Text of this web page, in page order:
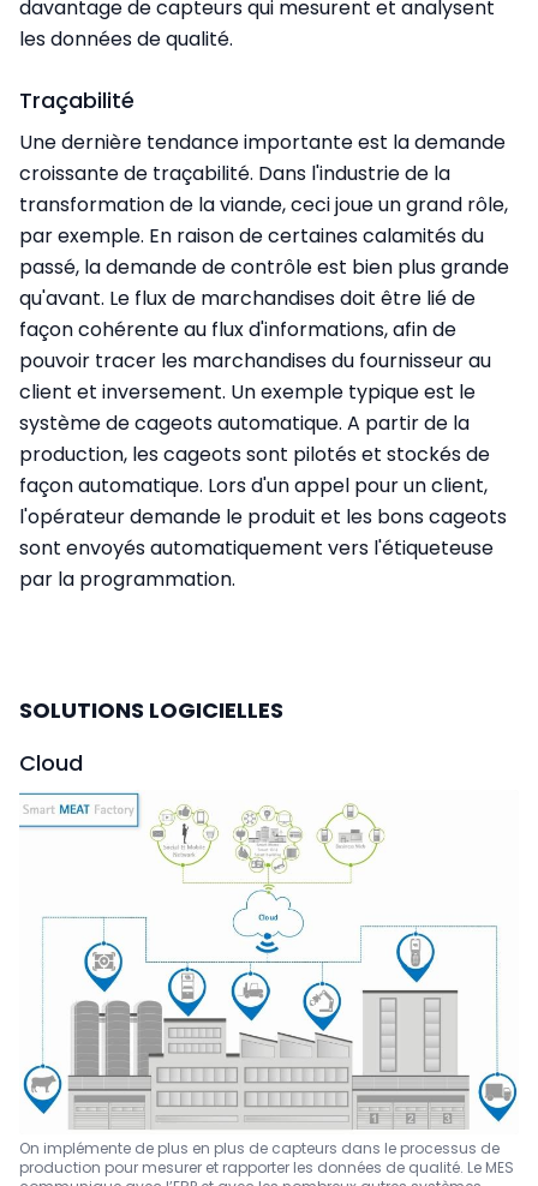
davantage de capteurs qui mesurent et analysent
les données de qualité.
Traçabilité
Une dernière tendance importante est la demande
croissante de traçabilité. Dans l'industrie de la
transformation de la viande, ceci joue un grand rôle,
par exemple. En raison de certaines calamités du
passé, la demande de contrôle est bien plus grande
qu'avant. Le flux de marchandises doit être lié de
façon cohérente au flux d'informations, afin de
pouvoir tracer les marchandises du fournisseur au
client et inversement. Un exemple typique est le
système de cageots automatique. A partir de la
production, les cageots sont pilotés et stockés de
façon automatique. Lors d'un appel pour un client,
l'opérateur demande le produit et les bons cageots
sont envoyés automatiquement vers l'étiqueteuse
par la programmation.
SOLUTIONS LOGICIELLES
Cloud
On implémente de plus en plus de capteurs dans le processus de
production pour mesurer et rapporter les données de qualité. Le MES